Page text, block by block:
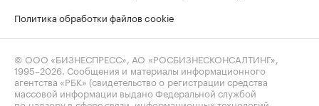
Политика обработки файлов cookie
© ООО «БИЗНЕСПРЕСС», АО «РОСБИЗНЕСКОНСАЛТИНГ»,
1995–2026 . Сообщения и материалы информационного
агентства «РБК» (свидетельство о регистрации средства
массовой информации выдано Федеральной службой